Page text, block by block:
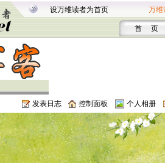
设万维读者为首页 万维
首 页
发表日志 控制面板 个人相册